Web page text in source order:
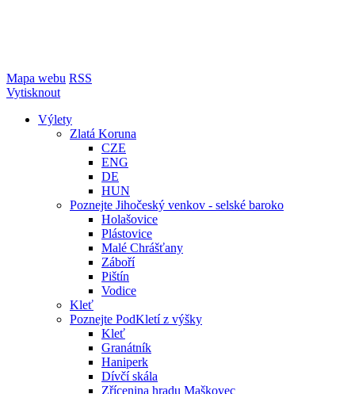
Mapa webu RSS
Vytisknout
Výlety
Zlatá Koruna
CZE
ENG
DE
HUN
Poznejte Jihočeský venkov - selské baroko
Holašovice
Plástovice
Malé Chrášťany
Záboří
Pištín
Vodice
Kleť
Poznejte PodKletí z výšky
Kleť
Granátník
Haniperk
Dívčí skála
Zřícenina hradu Maškovec